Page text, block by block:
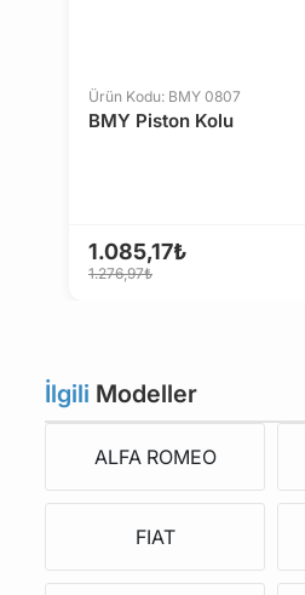
Ürün Kodu: BMY 0807
BMY Piston Kolu
1.085,17₺
1.276,97₺
İlgili Modeller
ALFA ROMEO
FIAT